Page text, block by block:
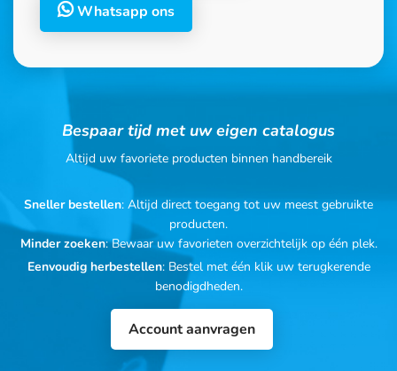
Whatsapp ons
Bespaar tijd met uw eigen catalogus
Altijd uw favoriete producten binnen handbereik
Sneller bestellen: Altijd direct toegang tot uw meest gebruikte
producten.
Minder zoeken: Bewaar uw favorieten overzichtelijk op één plek.
Eenvoudig herbestellen: Bestel met één klik uw terugkerende
benodigdheden.
Account aanvragen